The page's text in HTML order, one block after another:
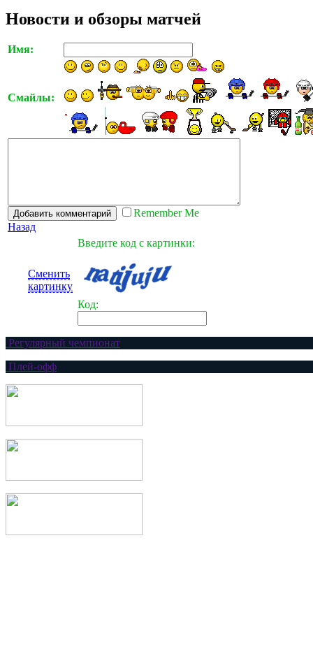
Новости и обзоры матчей
Имя:
Смайлы:
Remember Me
Назад
Сменить
картинку
Введите код с картинки:
Код:
Регулярный чемпионат
Плей-офф